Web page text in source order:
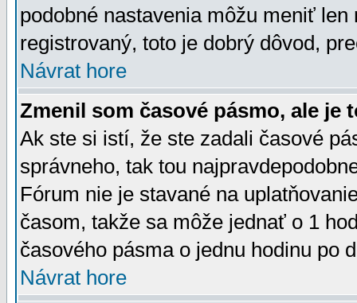
podobné nastavenia môžu meniť
registrovaný, toto je dobrý dôvod,
Návrat hore
Zmenil som časové pásmo, ale je
Ak ste si istí, že ste zadali časové
správneho, tak tou
Fórum nie je stavané na
časom, takže sa môže jednať o 1
časového pásma o jednu hodinu po
Návrat hore